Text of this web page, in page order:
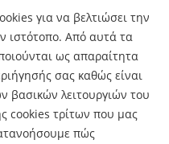
για να βελτιώσει την
ιστότοπο. Από αυτά τα
ως απαραίτητα
σας καθώς είναι
βασικών λειτουργιών του
cookies τρίτων που μας
πώς